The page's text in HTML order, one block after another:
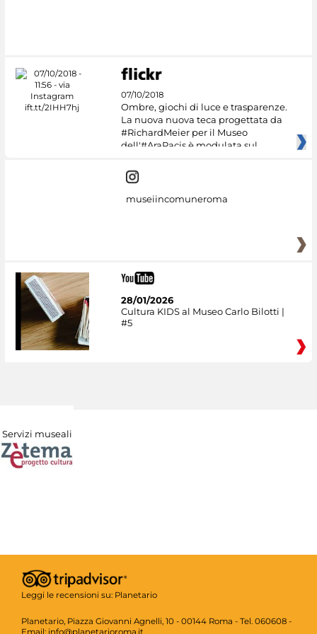
07/10/2018
Ombre, giochi di luce e trasparenze.
La nuova nuova teca progettata da
#RichardMeier per il Museo
dell'#AraPacis è modulata sul
museiincomuneroma
28/01/2026
Cultura KIDS al Museo Carlo Bilotti |
#5
Servizi museali
Leggi le recensioni su: Planetario
Planetario, Piazza Giovanni Agnelli, 10 - 00144 Roma - Tel. 060608 -
Email: info@planetarioroma.it